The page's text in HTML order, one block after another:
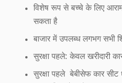
11.LOGO
छपाई क्षेत्र:
हैंडल बार
12.प्लास्टिक
पार्ट्स रंगः
पैनटोन रंग
विशेष रूप से बच्चे के लिए
सकता है
बाजार में उपलब्ध लगभग सभी
सुरक्षा पहले: केवल खरीदारी
सुरक्षा पहले ️ बेबीसेफ कार सीट